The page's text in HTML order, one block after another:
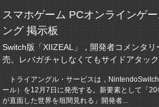
スマホゲーム PCオンラインゲ
ング 掲示板
Switch版「XIIZEAL」，開発者コメンタ
売。レバガチャしなくてもサイドアタッ
トライアングル・サービスは，
ール）を12月7日に発売する。新要素として「
が直面した世界を垣間見れる」開発者...